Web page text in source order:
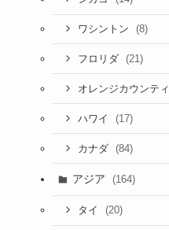
ワシントン (8)
フロリダ (21)
オレンジカウンティ
ハワイ (17)
カナダ (84)
アジア (164)
タイ (20)